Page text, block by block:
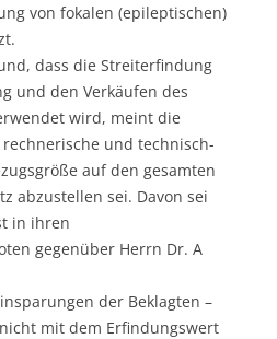
von fokalen (epileptischen)
dass die Streiterfindung
und den Verkäufen des
wird, meint die
und technisch-
auf den gesamten
abzustellen sei. Davon sei
in ihren
gegenüber Herrn Dr. A
der Beklagten –
mit dem Erfindungswert